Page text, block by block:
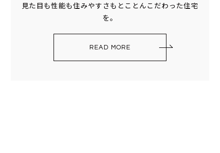
見た目も性能も住みやすさもとことんこだわった住宅
を。
READ MORE